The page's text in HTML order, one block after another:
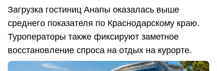
Загрузка гостиниц Анапы оказалась выше
среднего показателя по Краснодарскому краю.
Туроператоры также фиксируют заметное
восстановление спроса на отдых на курорте.